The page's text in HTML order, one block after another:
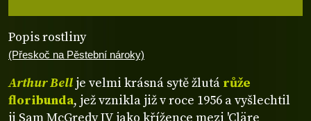
Popis rostliny
(Přeskoč na Pěstební nároky)
Arthur Bell je velmi krásná sytě žlutá růže
floribunda, jež vznikla již v roce 1956 a vyšlechtil
ji Sam McGredy IV jako křížence mezi 'Cläre